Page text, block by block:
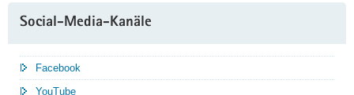
Social-Media-Kanäle
Facebook
YouTube